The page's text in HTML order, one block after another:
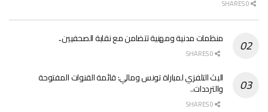
منظمات مدنية ومهنية تتضامن مع نقابة الصحفيين..
البث التلفزي لمباراة تونس ومالي: قائمة القنوات المفتوحة
والترددات..